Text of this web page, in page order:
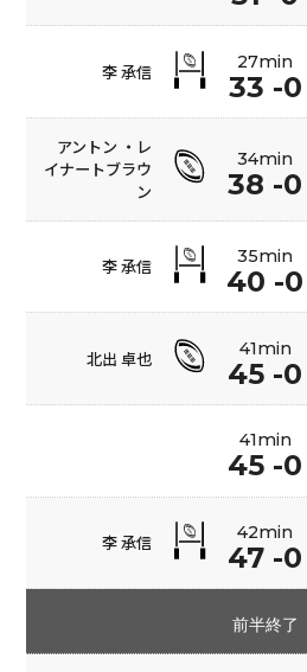
李 承信 27min
33 -0
アントン ・レ
イナートブラウ
ン
34min
38 -0
李 承信 35min
40 -0
北出 卓也 41min
45 -0
41min
45 -0
李 承信 42min
47 -0
前半終了